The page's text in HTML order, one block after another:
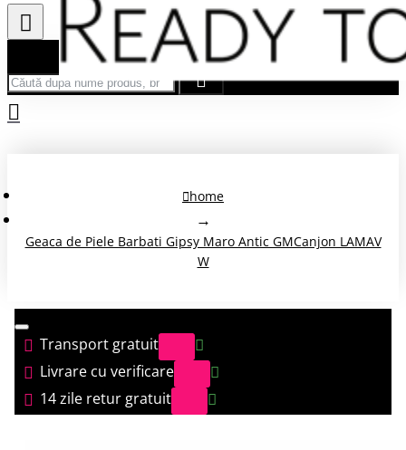
Căută după nume produs, brand...
home
Geaca de Piele Barbati Gipsy Maro Antic GMCanjon LAMAV
W
Transport gratuit
Livrare cu verificare
14 zile retur gratuit